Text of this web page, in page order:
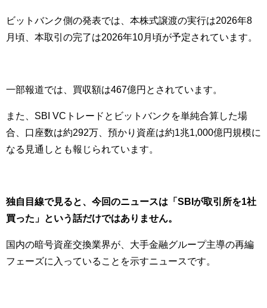
ビットバンク側の発表では、本株式譲渡の実行は2026年8
月頃、本取引の完了は2026年10月頃が予定されています。
一部報道では、買収額は467億円とされています。
また、SBI VCトレードとビットバンクを単純合算した場
合、口座数は約292万、預かり資産は約1兆1,000億円規模に
なる見通しとも報じられています。
独自目線で見ると、今回のニュースは「SBIが取引所を1社
買った」という話だけではありません。
国内の暗号資産交換業界が、大手金融グループ主導の再編
フェーズに入っていることを示すニュースです。